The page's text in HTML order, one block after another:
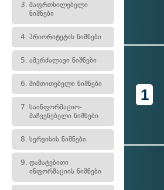
3. მაფრთხილებელი
ნიშნები
4. პრიორიტეტის ნიშნები
5. ამკრძალავი ნიშნები
6. მიმთითებელი ნიშნები
7. საინფორმაციო-
მაჩვენებელი ნიშნები
8. სერვისის ნიშნები
9. დამატებითი
ინფორმაციის ნიშნები
1